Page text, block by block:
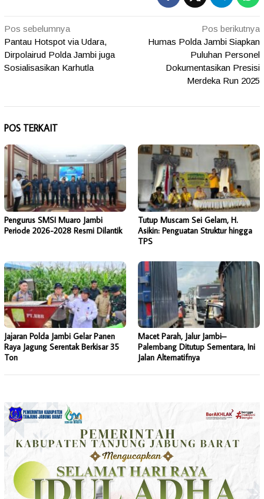
Navigasi
pos
Pos sebelumnya
Pantau Hotspot via Udara,
Dirpolairud Polda Jambi juga
Sosialisasikan Karhutla
Pos berikutnya
Humas Polda Jambi Siapkan
Puluhan Personel
Dokumentasikan Presisi
Merdeka Run 2025
POS TERKAIT
Pengurus SMSI Muaro Jambi
Periode 2026-2028 Resmi Dilantik
Tutup Muscam Sei Gelam, H.
Asikin: Penguatan Struktur hingga
TPS
Jajaran Polda Jambi Gelar Panen
Raya Jagung Serentak Berkisar 35
Ton
Macet Parah, Jalur Jambi–
Palembang Ditutup Sementara, Ini
Jalan Alternatifnya